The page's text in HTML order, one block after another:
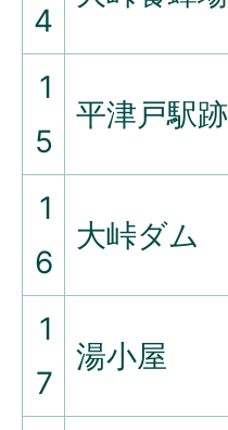
4
1
5
平津戸駅跡
1
6
大峠ダム
1
7
湯小屋